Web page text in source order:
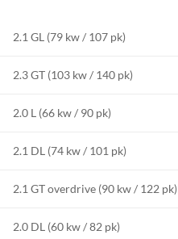
2.1 GL (79 kw / 107 pk)
2.3 GT (103 kw / 140 pk)
2.0 L (66 kw / 90 pk)
2.1 DL (74 kw / 101 pk)
2.1 GT overdrive (90 kw / 122 pk)
2.0 DL (60 kw / 82 pk)